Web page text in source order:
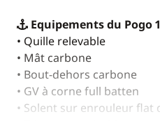
Equipements du Pogo
• Quille relevable
• Mât carbone
• Bout-dehors carbone
• GV à corne full batten
• Solent sur enrouleur flat